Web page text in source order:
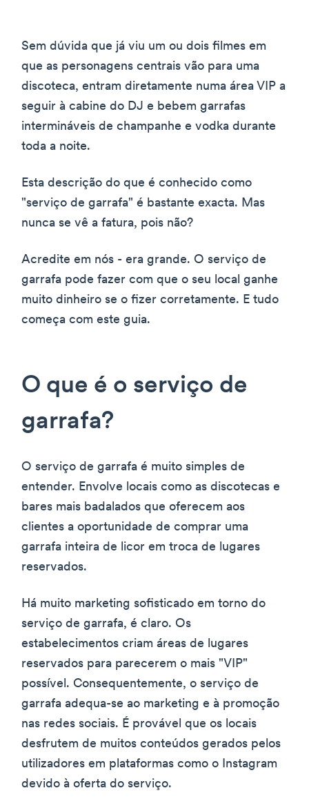
Sem dúvida que já viu um ou dois filmes em
que as personagens centrais vão para uma
discoteca, entram diretamente numa área VIP a
seguir à cabine do DJ e bebem garrafas
intermináveis de champanhe e vodka durante
toda a noite.
Esta descrição do que é conhecido como
"serviço de garrafa" é bastante exacta. Mas
nunca se vê a fatura, pois não?
Acredite em nós - era grande. O serviço de
garrafa pode fazer com que o seu local ganhe
muito dinheiro se o fizer corretamente. E tudo
começa com este guia.
O que é o serviço de
garrafa?
O serviço de garrafa é muito simples de
entender. Envolve locais como as discotecas e
bares mais badalados que oferecem aos
clientes a oportunidade de comprar uma
garrafa inteira de licor em troca de lugares
reservados.
Há muito marketing sofisticado em torno do
serviço de garrafa, é claro. Os
estabelecimentos criam áreas de lugares
reservados para parecerem o mais "VIP"
possível. Consequentemente, o serviço de
garrafa adequa-se ao marketing e à promoção
nas redes sociais. É provável que os locais
desfrutem de muitos conteúdos gerados pelos
utilizadores em plataformas como o Instagram
devido à oferta do serviço.